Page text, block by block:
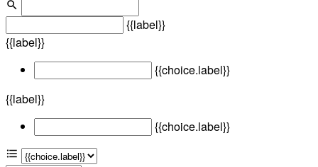
{{label}}
{{label}}
{{choice.label}}
{{label}}
{{choice.label}}